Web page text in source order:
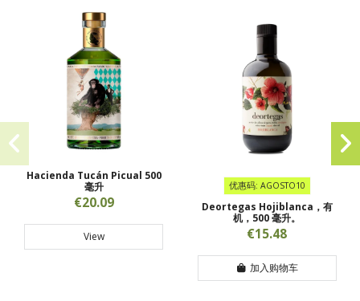
Hacienda Tucán Picual 500
毫升
€20.09
View
优惠码: AGOSTO10
Deortegas Hojiblanca，有
机，500 毫升。
€15.48
加入购物车